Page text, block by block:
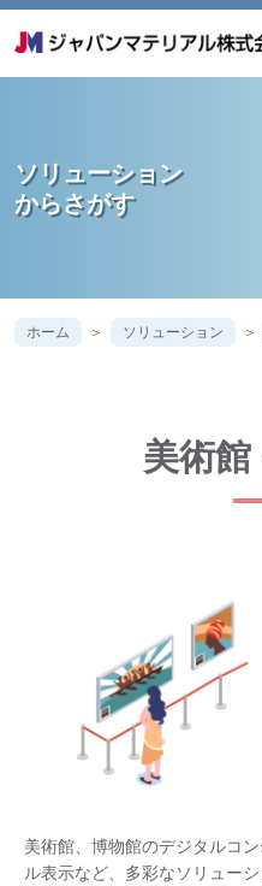
ソリューション
からさがす
ホーム ソリューション
美術
美術館、博物館のデジタルコ
ル表示など、多彩なソリューシ